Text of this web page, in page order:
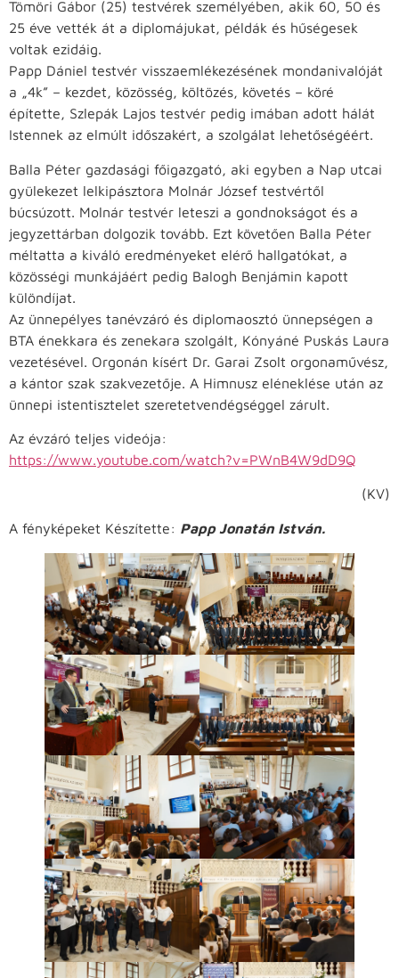
Tömöri Gábor (25) testvérek személyében, akik 60, 50 és
25 éve vették át a diplomájukat, példák és hűségesek
voltak ezidáig.
Papp Dániel testvér visszaemlékezésének mondanivalóját
a „4k” – kezdet, közösség, költözés, követés – köré
építette, Szlepák Lajos testvér pedig imában adott hálát
Istennek az elmúlt időszakért, a szolgálat lehetőségéért.
Balla Péter gazdasági főigazgató, aki egyben a Nap utcai
gyülekezet lelkipásztora Molnár József testvértől
búcsúzott. Molnár testvér leteszi a gondnokságot és a
jegyzettárban dolgozik tovább. Ezt követően Balla Péter
méltatta a kiváló eredményeket elérő hallgatókat, a
közösségi munkájáért pedig Balogh Benjámin kapott
különdíjat.
Az ünnepélyes tanévzáró és diplomaosztó ünnepségen a
BTA énekkara és zenekara szolgált, Kónyáné Puskás Laura
vezetésével. Orgonán kísért Dr. Garai Zsolt orgonaművész,
a kántor szak szakvezetője. A Himnusz eléneklése után az
ünnepi istentisztelet szeretetvendégséggel zárult.
Az évzáró teljes videója:
https://www.youtube.com/watch?v=PWnB4W9dD9Q
(KV)
A fényképeket Készítette: Papp Jonatán István.